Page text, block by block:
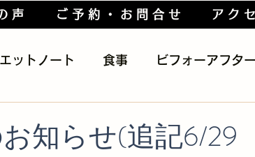
声 ご予約・お問合せ アク
ットノート 食事 ビフォーアフター
知らせ(追記6/29